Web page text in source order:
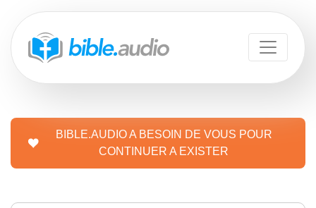
BIBLE.AUDIO A BESOIN DE VOUS POUR
CONTINUER A EXISTER